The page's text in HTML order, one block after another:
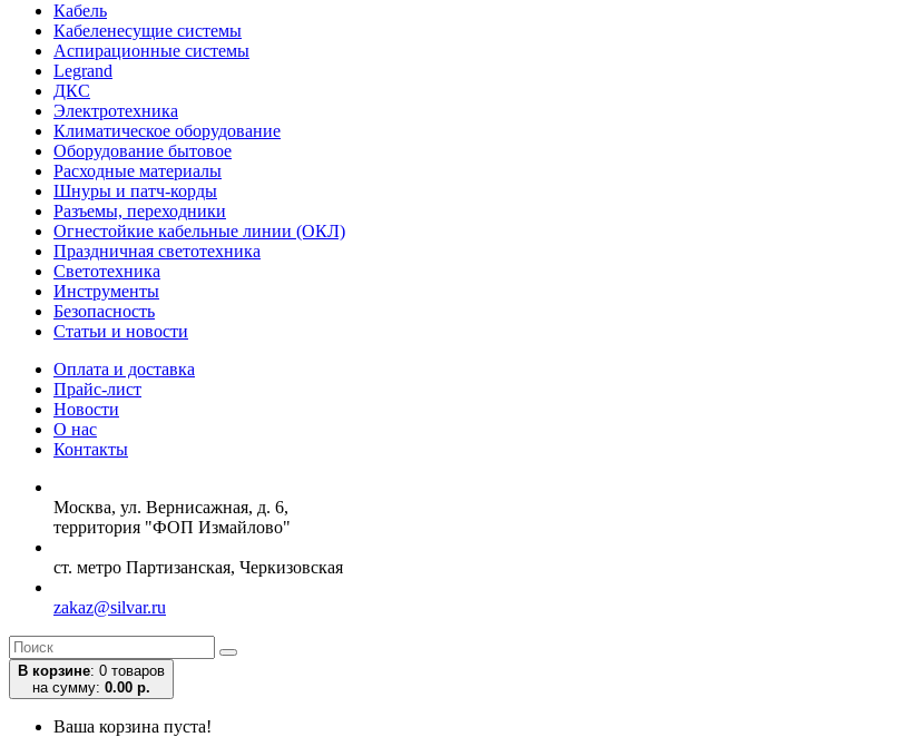
Кабель
Кабеленесущие системы
Аспирационные системы
Legrand
ДКС
Электротехника
Климатическое оборудование
Оборудование бытовое
Расходные материалы
Шнуры и патч-корды
Разъемы, переходники
Огнестойкие кабельные линии (ОКЛ)
Праздничная светотехника
Светотехника
Инструменты
Безопасность
Статьи и новости
Оплата и доставка
Прайс-лист
Новости
О нас
Контакты
Москва, ул. Вернисажная, д. 6,
территория "ФОП Измайлово"
ст. метро Партизанская, Черкизовская
zakaz@silvar.ru
В корзине: 0 товаров
на сумму: 0.00 р.
Ваша корзина пуста!